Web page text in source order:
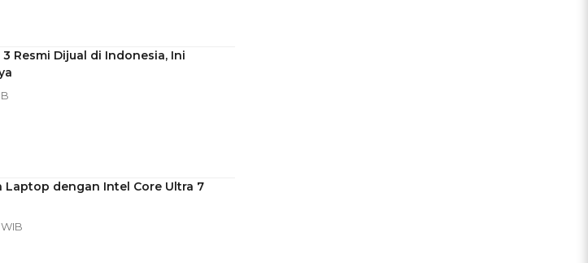
Resmi Dijual di Indonesia, Ini
Laptop dengan Intel Core Ultra 7